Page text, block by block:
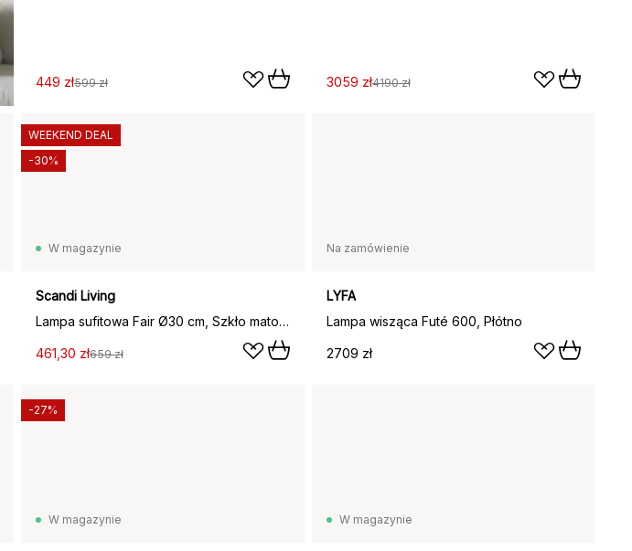
449 zł599 zł 3059 zł4190 zł
W magazynie
Scandi Living
Lampa sufitowa Fair Ø30 cm, Szkło matowe - jesion
461,30 zł659 zł
WEEKEND DEAL
-30%
Na zamówienie
LYFA
Lampa wisząca Futé 600, Płótno
2709 zł
W magazynie
-27%
W magazynie